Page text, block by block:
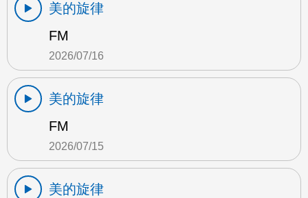
美的旋律
FM
2026/07/16
美的旋律
FM
2026/07/15
美的旋律